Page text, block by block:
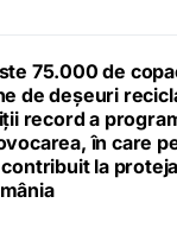
75.000 de
de deșeuri
record a
în care
la